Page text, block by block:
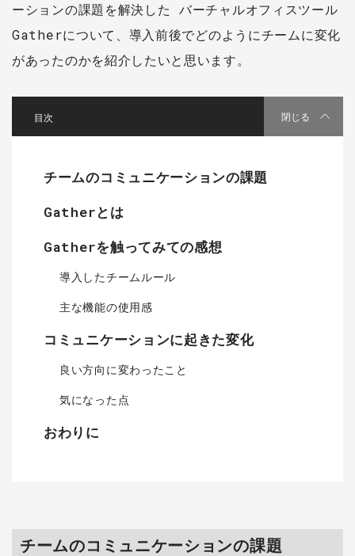
ーションの課題を解決した バーチャルオフィスツール
Gatherについて、導入前後でどのようにチームに変化
があったのかを紹介したいと思います。
閉じる
チームのコミュニケーションの課題
Gatherとは
Gatherを触ってみての感想
導入したチームルール
主な機能の使用感
コミュニケーションに起きた変化
良い方向に変わったこと
気になった点
おわりに
チームのコミュニケーションの課題